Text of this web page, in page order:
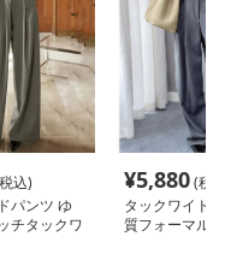
込)
パンツ ゆ
チタックワ
¥5,880(税
タックワイド
質フォーマル